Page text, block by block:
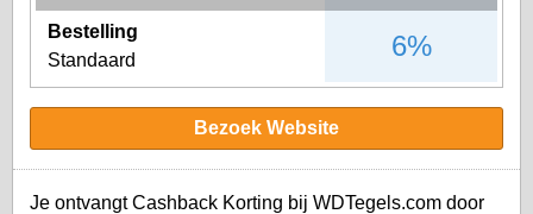
Bestelling
Standaard
6%
Bezoek Website
Je ontvangt Cashback Korting bij WDTegels.com door